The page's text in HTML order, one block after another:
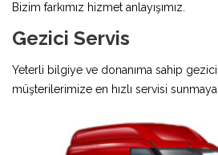
Bizim farkımız hizmet anlayışımız.
Gezici Servis
Yeterli bilgiye ve donanıma sahip
müşterilerimize en hızlı servisi sunmaya